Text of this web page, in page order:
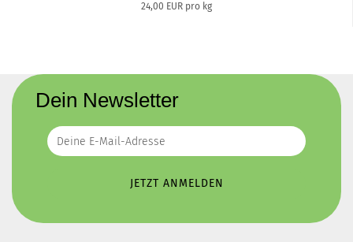
24,00 EUR pro kg
Dein Newsletter